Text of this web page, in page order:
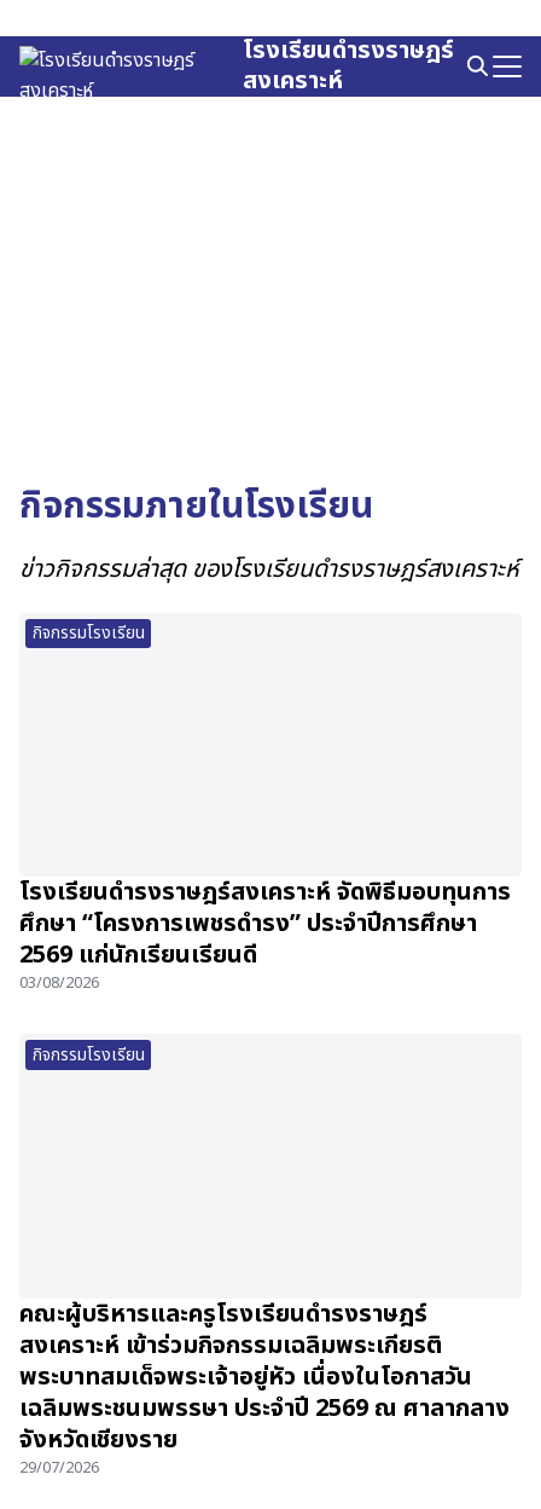
to
content
โรงเรียนดำรงราษฎร์
สงเคราะห์
Search
for:
กิจกรรมภายในโรงเรียน
ข่าวกิจกรรมล่าสุด ของโรงเรียนดำรงราษฎร์สงเคราะห์
กิจกรรมโรงเรียน
โรงเรียนดำรงราษฎร์สงเคราะห์ จัดพิธีมอบทุนการ
ศึกษา “โครงการเพชรดำรง” ประจำปีการศึกษา
2569 แก่นักเรียนเรียนดี
03/08/2026
กิจกรรมโรงเรียน
คณะผู้บริหารและครูโรงเรียนดำรงราษฎร์
สงเคราะห์ เข้าร่วมกิจกรรมเฉลิมพระเกียรติ
พระบาทสมเด็จพระเจ้าอยู่หัว เนื่องในโอกาสวัน
เฉลิมพระชนมพรรษา ประจำปี 2569 ณ ศาลากลาง
จังหวัดเชียงราย
29/07/2026